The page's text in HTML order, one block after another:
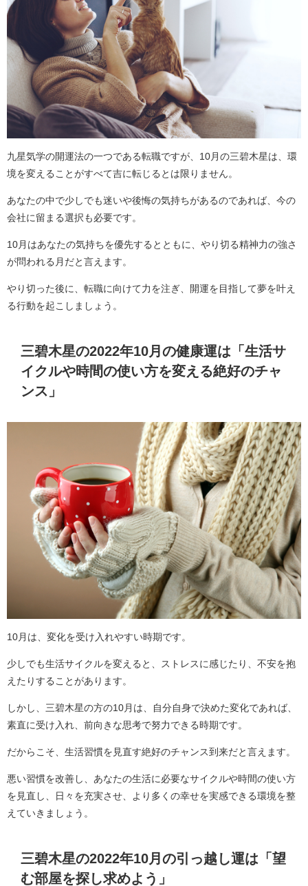
九星気学の開運法の一つである転職ですが、10月の三碧木星は、環
境を変えることがすべて吉に転じるとは限りません。
あなたの中で少しでも迷いや後悔の気持ちがあるのであれば、今の
会社に留まる選択も必要です。
10月はあなたの気持ちを優先するとともに、やり切る精神力の強さ
が問われる月だと言えます。
やり切った後に、転職に向けて力を注ぎ、開運を目指して夢を叶え
る行動を起こしましょう。
三碧木星の2022年10月の健康運は「生活サ
イクルや時間の使い方を変える絶好のチャ
ンス」
10月は、変化を受け入れやすい時期です。
少しでも生活サイクルを変えると、ストレスに感じたり、不安を抱
えたりすることがあります。
しかし、三碧木星の方の10月は、自分自身で決めた変化であれば、
素直に受け入れ、前向きな思考で努力できる時期です。
だからこそ、生活習慣を見直す絶好のチャンス到来だと言えます。
悪い習慣を改善し、あなたの生活に必要なサイクルや時間の使い方
を見直し、日々を充実させ、より多くの幸せを実感できる環境を整
えていきましょう。
三碧木星の2022年10月の引っ越し運は「望
む部屋を探し求めよう」